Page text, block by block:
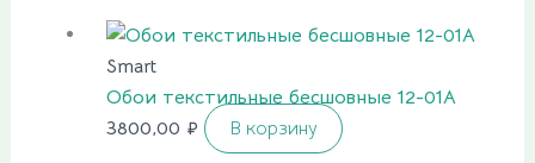
Smart
Обои текстильные бесшовные 12-01A
3800,00 ₽ В корзину